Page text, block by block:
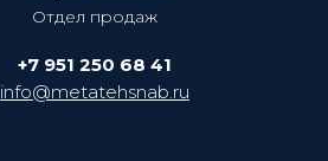
Отдел продаж
+7 951 250 68 41
info@metatehsnab.ru